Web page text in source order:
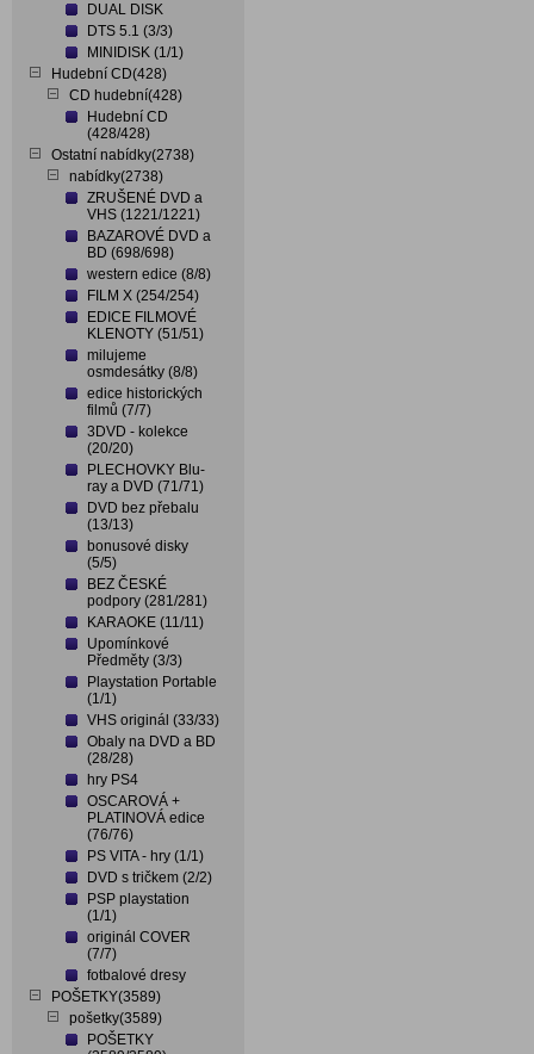
DUAL DISK
DTS 5.1 (3/3)
MINIDISK (1/1)
Hudební CD(428)
CD hudební(428)
Hudební CD
(428/428)
Ostatní nabídky(2738)
nabídky(2738)
ZRUŠENÉ DVD a
VHS (1221/1221)
BAZAROVÉ DVD a
BD (698/698)
western edice (8/8)
FILM X (254/254)
EDICE FILMOVÉ
KLENOTY (51/51)
milujeme
osmdesátky (8/8)
edice historických
filmů (7/7)
3DVD - kolekce
(20/20)
PLECHOVKY Blu-
ray a DVD (71/71)
DVD bez přebalu
(13/13)
bonusové disky
(5/5)
BEZ ČESKÉ
podpory (281/281)
KARAOKE (11/11)
Upomínkové
Předměty (3/3)
Playstation Portable
(1/1)
VHS originál (33/33)
Obaly na DVD a BD
(28/28)
hry PS4
OSCAROVÁ +
PLATINOVÁ edice
(76/76)
PS VITA - hry (1/1)
DVD s tričkem (2/2)
PSP playstation
(1/1)
originál COVER
(7/7)
fotbalové dresy
POŠETKY(3589)
pošetky(3589)
POŠETKY